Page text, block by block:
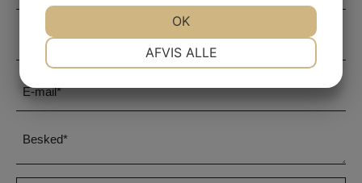
Telefonnummer
E-
mail
*
AFVIS ALLE
OK